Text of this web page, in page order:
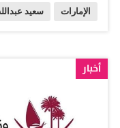
أعرب سعادة القمزي عن
العلاقات الأخوية،
الإمارات سعيد
أخبار